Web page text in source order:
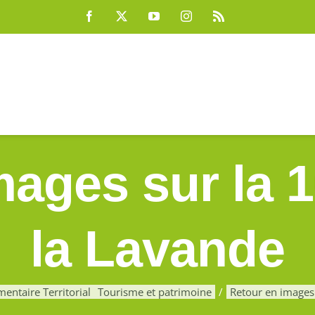
Facebook YouTubeInstagram
sur la
la Lavande
Territorial Tourisme et patrimoine Retour en